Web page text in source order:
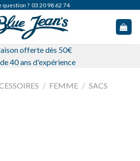
question ? 03 20 98 62 74
offerte dès 50€
40 ans d'expérience
/ FEMME / SACS